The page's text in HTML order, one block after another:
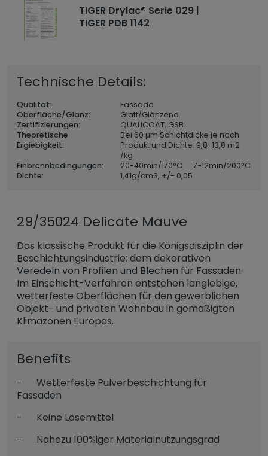
TIGER Drylac® Serie 029 |
TIGER PDB 1142
Technische Details:
Qualität:
Fassade
Oberfläche/Glanz:
Glatt/Glänzend
Zertifizierungen:
QUALICOAT, GSB
Theoretische
Ergiebigkeit:
Bei 60 µm Schichtdicke je nach
Produkt und Dichte: 9,8-13,8 m2
/kg
Einbrennbedingungen:
20-40min/170°C__7-12min/200°C
Dichte:
1,41g/cm3, +/- 0,05
29/35024 Delicate Mauve
Das klassische Produkt für die Königsdisziplin der
Beschichtungsindustrie: dem dekorativen
Veredeln von Profilen und Blechen für Fassaden.
Im Einschicht-Verfahren entstehen langlebige,
wetterfeste Oberflächen für den gewerblichen
Objekt- und privaten Wohnbau in gemäßigten
Klimazonen Europas.
Benefits
- Wetterfeste Pulverbeschichtung für
Fassaden
- Keine Lösemittel
- Nahezu 100%iger Materialnutzungsgrad